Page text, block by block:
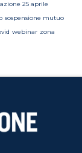
25 aprile
sospensione mutuo
webinar zona